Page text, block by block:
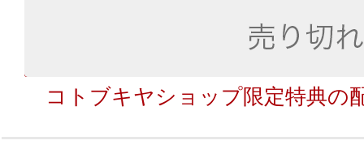
コトブキヤショップ限定特典の